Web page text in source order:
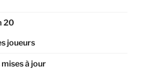
20
joueurs
à jour